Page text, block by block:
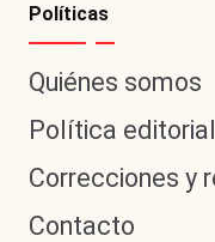
Políticas
Quiénes somos
Política editorial
Correcciones y
Contacto